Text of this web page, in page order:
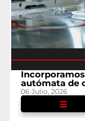
autómata de
06 Julio, 2026